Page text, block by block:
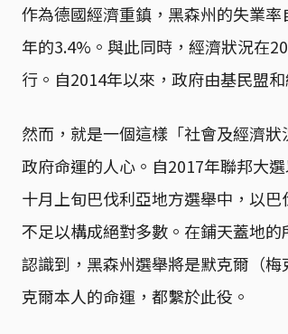
作為德國經濟重鎮，黑森州的失業
年的3.4%。與此同時，經濟狀況在
行。自2014年以來，政府由基民盟
然而，就是一個這樣「社會及經濟
政府命運的人心。自2017年聯邦大
十月上旬巴伐利亞地方選舉中，以
不足以構成絕對多數。在鋪天蓋地
認識到，黑森州選舉將是默克爾（
克爾本人的命運，都繫於此役。